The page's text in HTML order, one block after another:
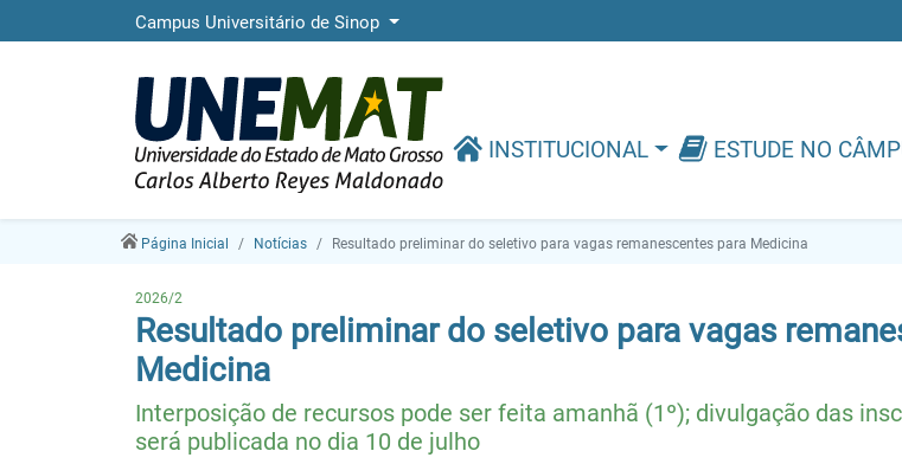
Campus Universitário de Sinop
INSTITUCIONAL
ESTUDE NO
Página Inicial Notícias Resultado preliminar do seletivo para vagas remanescentes para Medicina
2026/2
Resultado preliminar do seletivo para vagas
Medicina
Interposição de recursos pode ser feita amanhã (1º); divulgação das
será publicada no dia 10 de julho